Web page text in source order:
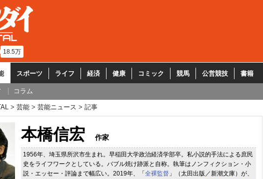
18.5万
スポーツ ライフ 経済 健康 コミック 競馬 公営競技 書籍
コラム
芸能 芸能ニュース 記事
本橋信宏 作家
1956年、埼玉県所沢市生まれ。早稲田大学政治経済学部卒。私小説的手法による庶民
史をライフワークとしている。バブル焼け跡派と自称。執筆はノンフィクション・小
説・エッセー・評論まで幅広い。2019年、「 全裸監督 」（太田出版／新潮文庫）が、